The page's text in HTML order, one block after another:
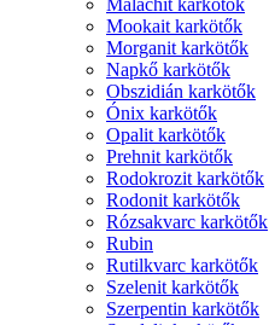
Mookait karkötők
Morganit karkötők
Napkő karkötők
Obszidián karkötők
Ónix karkötők
Opalit karkötők
Prehnit karkötők
Rodokrozit karkötők
Rodonit karkötők
Rózsakvarc karkötők
Rubin
Rutilkvarc karkötők
Szelenit karkötők
Szerpentin karkötők